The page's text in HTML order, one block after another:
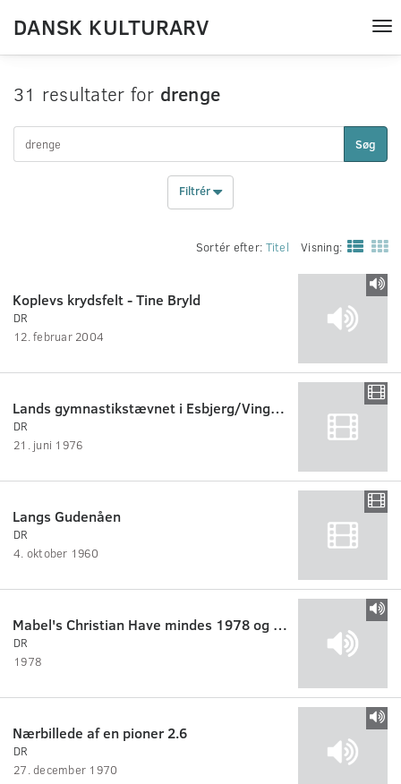
DANSK KULTURARV
31 resultater for drenge
Søg
Filtrér
Sortér efter: Titel Visning:
Koplevs krydsfelt - Tine Bryld
DR
12. februar 2004
Lands gymnastikstævnet i Esbjerg/Vingsted.
DR
21. juni 1976
Langs Gudenåen
DR
4. oktober 1960
Mabel's Christian Have mindes 1978 og 'Boom Boom'
DR
1978
Nærbillede af en pioner 2.6
DR
27. december 1970